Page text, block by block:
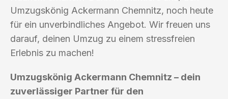
Umzugskönig Ackermann Chemnitz, noch heute
für ein unverbindliches Angebot. Wir freuen uns
darauf, deinen Umzug zu einem stressfreien
Erlebnis zu machen!
Umzugskönig Ackermann Chemnitz – dein
zuverlässiger Partner für den